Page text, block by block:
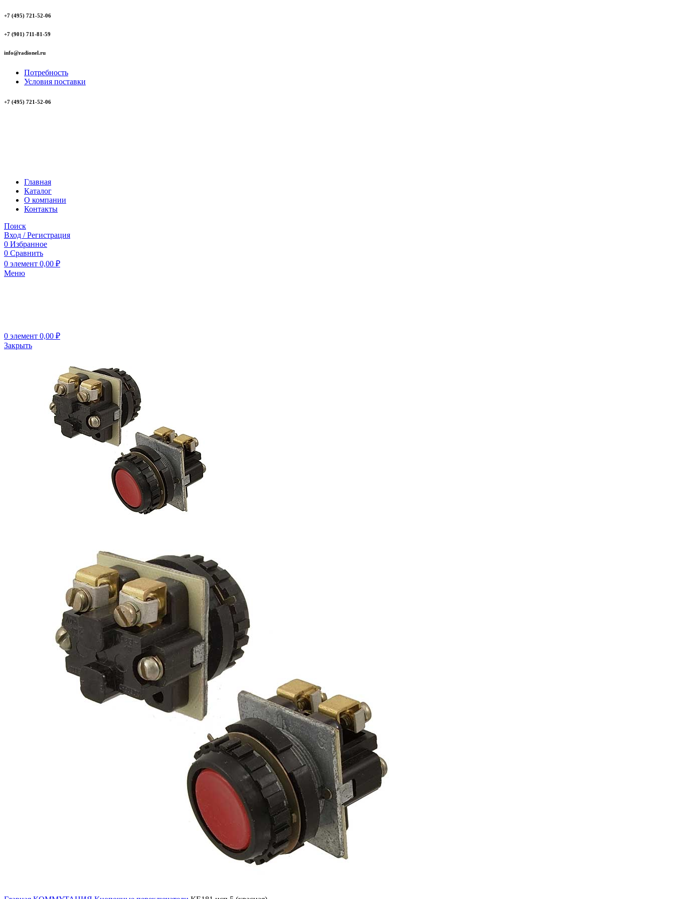
+7 (495) 721-52-06
+7 (901) 711-81-59
info@radionel.ru
Потребность
Условия поставки
+7 (495) 721-52-06
Главная
Каталог
О компании
Контакты
Поиск
Вход / Регистрация
0 Избранное
0 Сравнить
0 элемент 0,00 ₽
Меню
0 элемент 0,00 ₽
Закрыть